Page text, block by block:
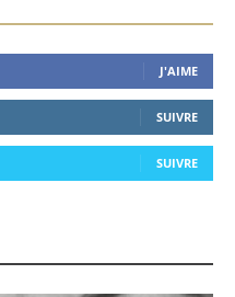
J'AIME
SUIVRE
SUIVRE